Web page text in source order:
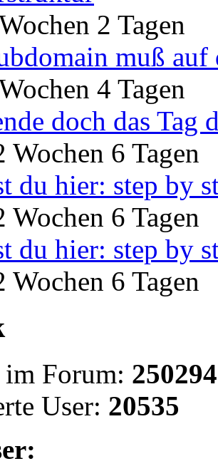
2 Tagen
muß auf
4 Tagen
doch das Tag
Wochen 6 Tagen
du hier: step by
Wochen 6 Tagen
du hier: step by
Wochen 6 Tagen
Forum: 250294
User: 20535